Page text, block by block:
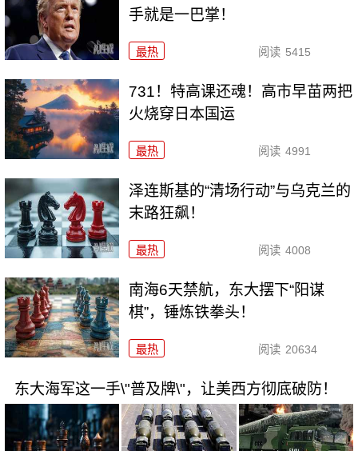
手就是一巴掌！
最热 阅读 5415
731！特高课还魂！高市早苗两把
火烧穿日本国运
最热 阅读 4991
泽连斯基的“清场行动”与乌克兰的
末路狂飙！
最热 阅读 4008
南海6天禁航，东大摆下“阳谋
棋”，锤炼铁拳头！
最热 阅读 20634
东大海军这一手\"普及牌\"，让美西方彻底破防！